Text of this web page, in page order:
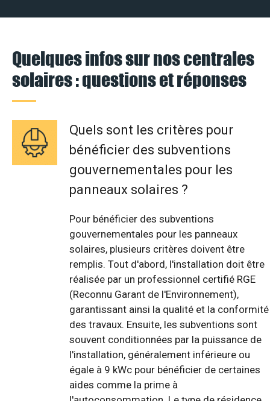
Quelques infos sur nos centrales
solaires : questions et réponses
Quels sont les critères pour
bénéficier des subventions
gouvernementales pour les
panneaux solaires ?
Pour bénéficier des subventions
gouvernementales pour les panneaux
solaires, plusieurs critères doivent être
remplis. Tout d'abord, l'installation doit être
réalisée par un professionnel certifié RGE
(Reconnu Garant de l'Environnement),
garantissant ainsi la qualité et la conformité
des travaux. Ensuite, les subventions sont
souvent conditionnées par la puissance de
l'installation, généralement inférieure ou
égale à 9 kWc pour bénéficier de certaines
aides comme la prime à